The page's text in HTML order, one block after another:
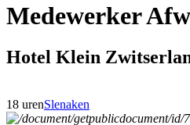
Medewerker
Hotel Klein
18 urenSlenaken